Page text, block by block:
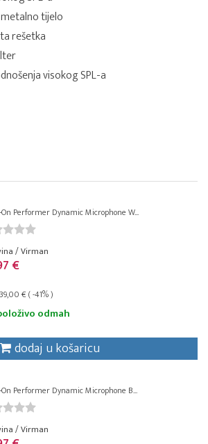
tijelo
rešetka
visokog SPL-a
Performer Dynamic Microphone W...
/ Virman
€
€ ( -41% )
odmah
dodaj u košaricu
Performer Dynamic Microphone B...
/ Virman